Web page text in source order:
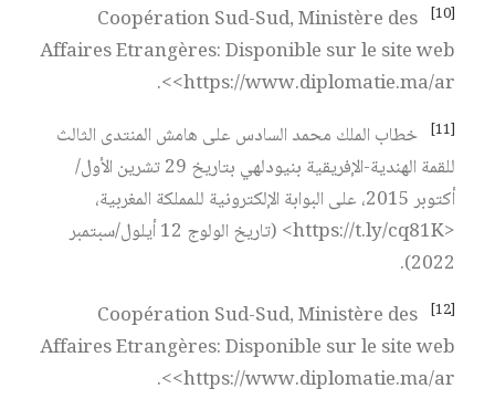
[10]
Coopération Sud-Sud, Ministère des
Affaires Etrangères: Disponible sur le site web
<https://www.diplomatie.ma/ar>.
[11]
خطاب الملك محمد السادس على هامش المنتدى الثالث
للقمة الهندية-الإفريقية بنيودلهي بتاريخ 29 تشرين الأول/
أكتوبر 2015، على البوابة الإلكترونية للمملكة المغربية،
<https://t.ly/cq81K> (تاريخ الولوج 12 أيلول/سبتمبر
2022).
[12]
Coopération Sud-Sud, Ministère des
Affaires Etrangères: Disponible sur le site web
<https://www.diplomatie.ma/ar>.